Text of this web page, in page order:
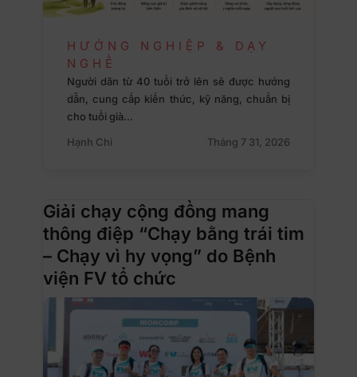
HƯỚNG NGHIỆP & DẠY
NGHỀ
Người dân từ 40 tuổi trở lên sẽ được hướng
dẫn, cung cấp kiến thức, kỹ năng, chuẩn bị
cho tuổi già…
Hạnh Chi
Tháng 7 31, 2026
Giải chạy cộng đồng mang
thông điệp “Chạy bằng trái tim
– Chạy vì hy vọng” do Bệnh
viện FV tổ chức